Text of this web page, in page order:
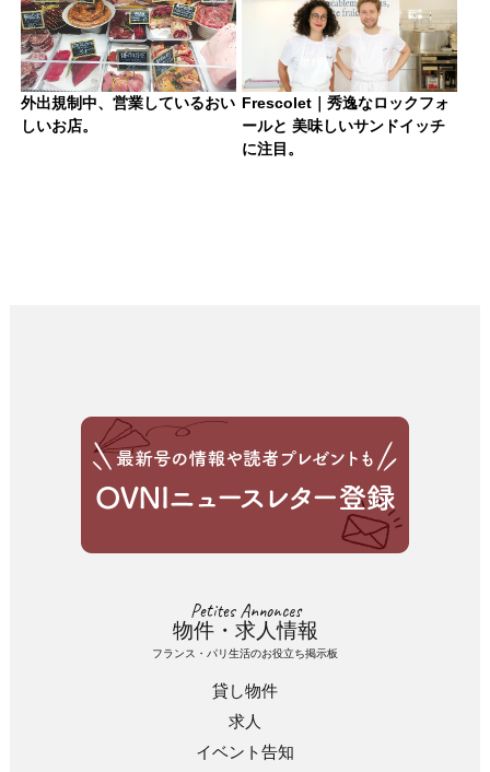
外出規制中、営業しているおい
しいお店。
Frescolet｜秀逸なロックフォ
ールと 美味しいサンドイッチ
に注目。
Petites Annonces
物件・求人情報
フランス・パリ生活のお役立ち掲示板
貸し物件
求人
イベント告知